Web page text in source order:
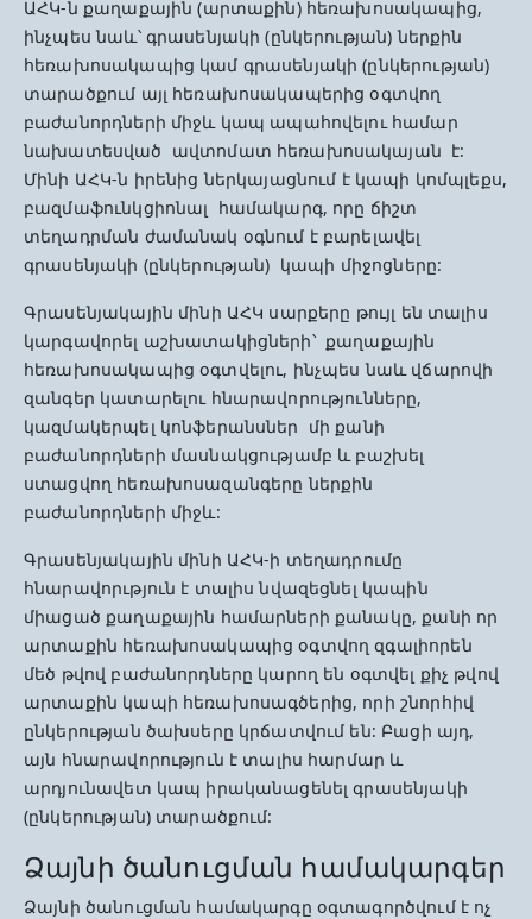
ԱՀԿ-ն քաղաքային (արտաքին) հեռախոսակապից,
ինչպես նաև՝ գրասենյակի (ընկերության) ներքին
հեռախոսակապից կամ գրասենյակի (ընկերության)
տարածքում այլ հեռախոսակապերից օգտվող
բաժանորդների միջև կապ ապահովելու համար
նախատեսված ավտոմատ հեռախոսակայան է:
Մինի ԱՀԿ-ն իրենից ներկայացնում է կապի կոմպլեքս,
բազմաֆունկցիոնալ համակարգ, որը ճիշտ
տեղադրման ժամանակ օգնում է բարելավել
գրասենյակի (ընկերության) կապի միջոցները:
Գրասենյակային մինի ԱՀԿ սարքերը թույլ են տալիս
կարգավորել աշխատակիցների՝ քաղաքային
հեռախոսակապից օգտվելու, ինչպես նաև վճարովի
զանգեր կատարելու հնարավորությունները,
կազմակերպել կոնֆերանսներ մի քանի
բաժանորդների մասնակցությամբ և բաշխել
ստացվող հեռախոսազանգերը ներքին
բաժանորդների միջև:
Գրասենյակային մինի ԱՀԿ-ի տեղադրումը
հնարավորւթյուն է տալիս նվազեցնել կապին
միացած քաղաքային համարների քանակը, քանի որ
արտաքին հեռախոսակապից օգտվող զգալիորեն
մեծ թվով բաժանորդները կարող են օգտվել քիչ թվով
արտաքին կապի հեռախոսագծերից, որի շնորհիվ
ընկերության ծախսերը կրճատվում են: Բացի այդ,
այն հնարավորություն է տալիս հարմար և
արդյունավետ կապ իրականացենել գրասենյակի
(ընկերության) տարածքում:
Ձայնի ծանուցման համակարգեր
Ձայնի ծանուցման համակարգը օգտագործվում է ոչ